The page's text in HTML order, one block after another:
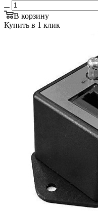
В корзину
Купить в 1 клик